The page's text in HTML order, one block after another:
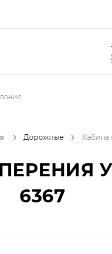
Дорожные Кабина
6367